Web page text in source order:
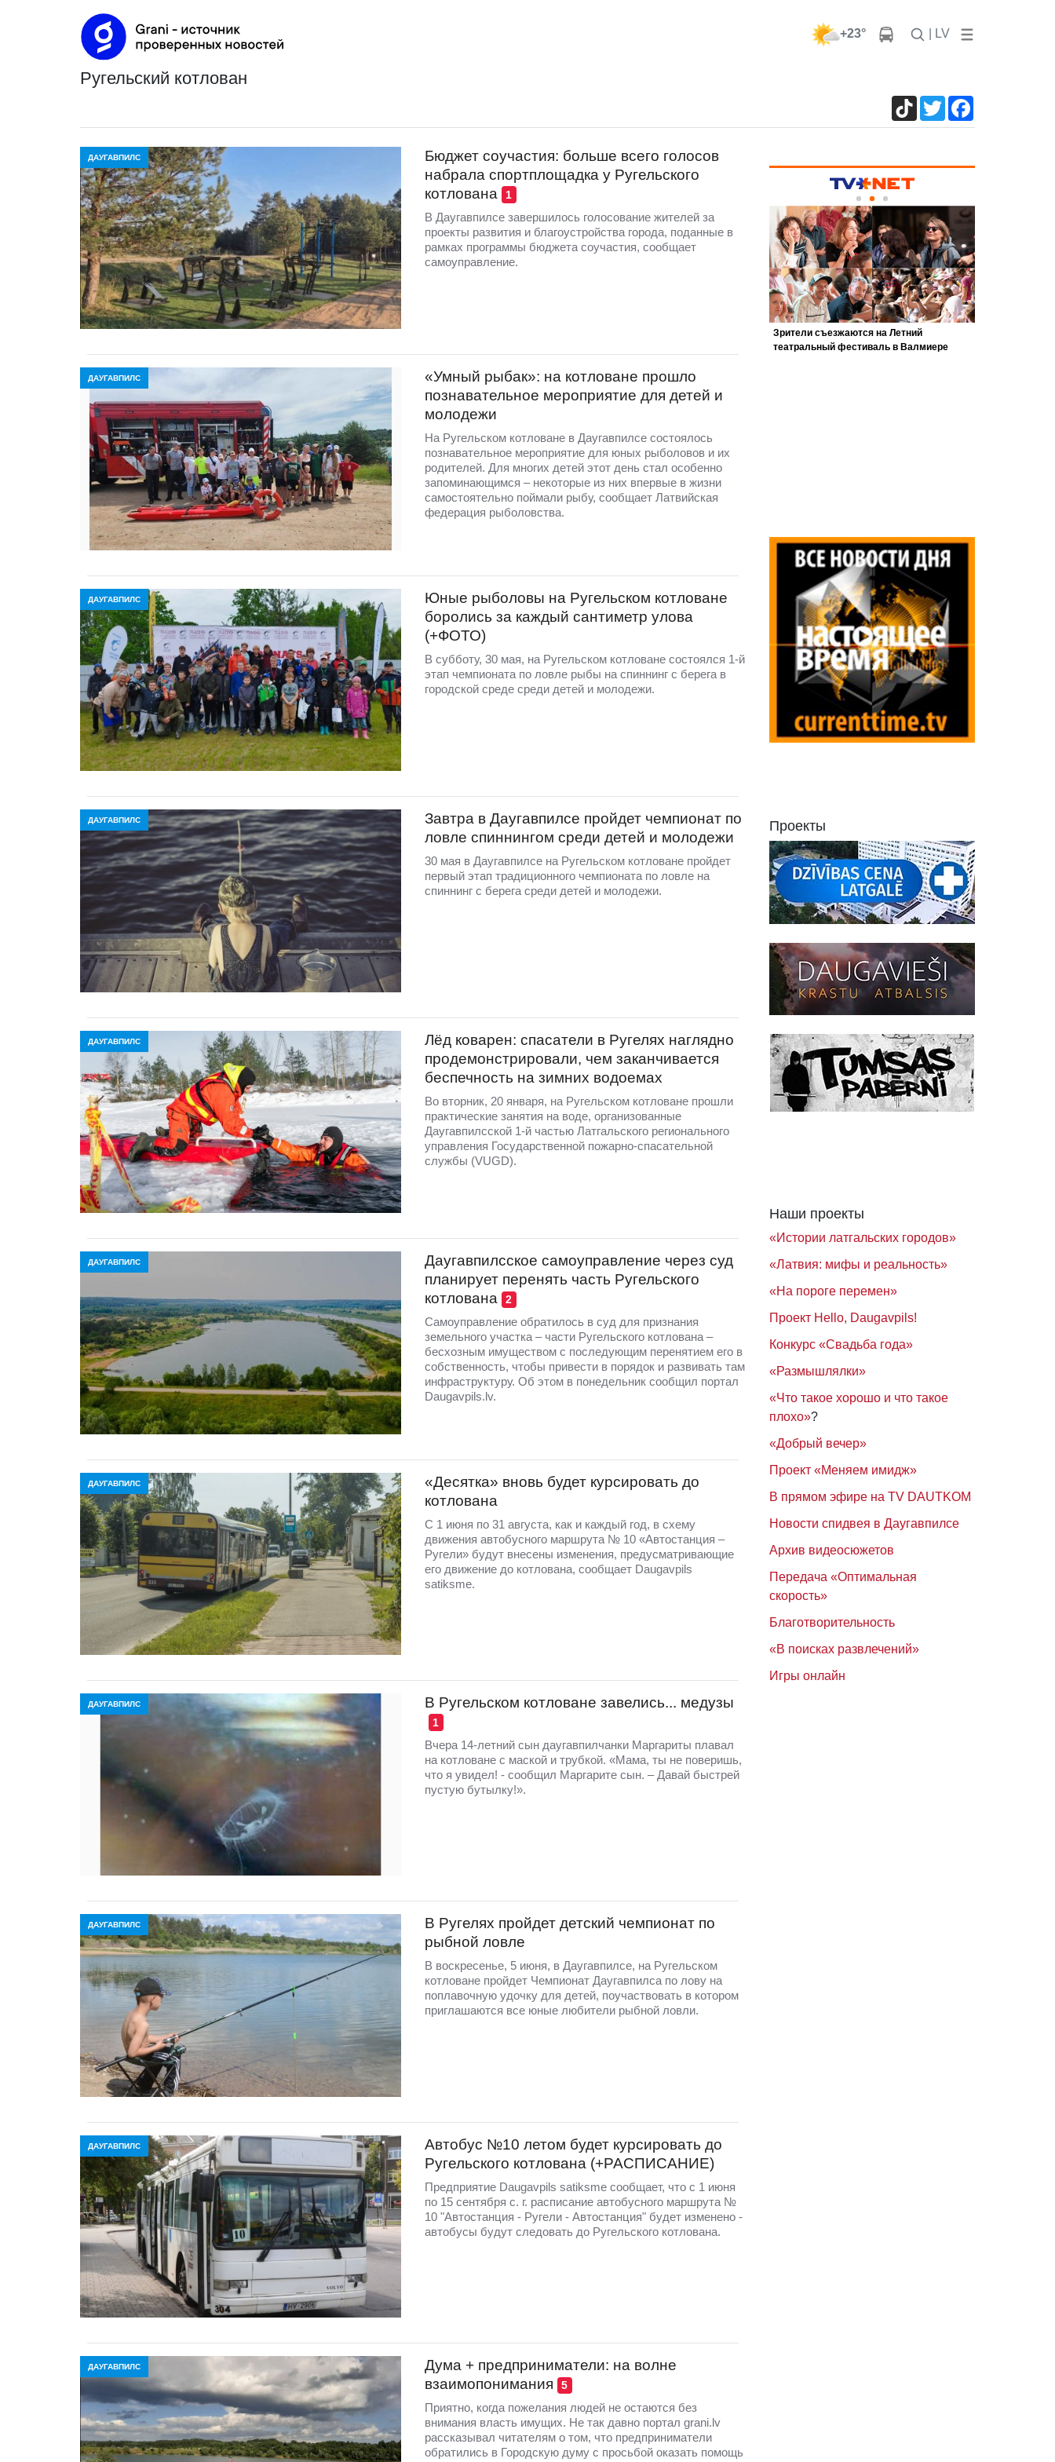
+23° | LV
ругельский котлован
TikTokTwitter
ДАУГАВПИЛС
Бюджет соучастия: больше всего голосов
набрала спортплощадка у Ругельского
котлована
1
В Даугавпилсе завершилось голосование жителей за
проекты развития и благоустройства города, поданные в
рамках программы бюджета соучастия, сообщает
самоуправление.
ДАУГАВПИЛС
«Умный рыбак»: на котловане прошло
познавательное мероприятие для детей и
молодежи
На Ругельском котловане в Даугавпилсе состоялось
познавательное мероприятие для юных рыболовов и их
родителей. Для многих детей этот день стал особенно
запоминающимся – некоторые из них впервые в жизни
самостоятельно поймали рыбу, сообщает Латвийская
федерация рыболовства.
ДАУГАВПИЛС
Юные рыболовы на Ругельском котловане
боролись за каждый сантиметр улова
(+ФОТО)
В субботу, 30 мая, на Ругельском котловане состоялся 1-й
этап чемпионата по ловле рыбы на спиннинг с берега в
городской среде среди детей и молодежи.
ДАУГАВПИЛС
Завтра в Даугавпилсе пройдет чемпионат по
ловле спиннингом среди детей и молодежи
30 мая в Даугавпилсе на Ругельском котловане пройдет
первый этап традиционного чемпионата по ловле на
спиннинг с берега среди детей и молодежи.
ДАУГАВПИЛС
Лёд коварен: спасатели в Ругелях наглядно
продемонстрировали, чем заканчивается
беспечность на зимних водоемах
Во вторник, 20 января, на Ругельском котловане прошли
практические занятия на воде, организованные
Даугавпилсской 1-й частью Латгальского регионального
управления Государственной пожарно-спасательной
службы (VUGD).
ДАУГАВПИЛС
Даугавпилсское самоуправление через суд
планирует перенять часть Ругельского
котлована
2
Самоуправление обратилось в суд для признания
земельного участка – части Ругельского котлована –
бесхозным имуществом с последующим перенятием его в
собственность, чтобы привести в порядок и развивать там
инфраструктуру. Об этом в понедельник сообщил портал
Daugavpils.lv.
ДАУГАВПИЛС
«Десятка» вновь будет курсировать до
котлована
С 1 июня по 31 августа, как и каждый год, в схему
движения автобусного маршрута № 10 «Автостанция –
Ругели» будут внесены изменения, предусматривающие
его движение до котлована, сообщает Daugavpils
satiksme.
ДАУГАВПИЛС В Ругельском котловане завелись... медузы
1
Вчера 14-летний сын даугавпилчанки Маргариты плавал
на котловане с маской и трубкой. «Мама, ты не поверишь,
что я увидел! - сообщил Маргарите сын. – Давай быстрей
пустую бутылку!».
ДАУГАВПИЛС
В Ругелях пройдет детский чемпионат по
рыбной ловле
В воскресенье, 5 июня, в Даугавпилсе, на Ругельском
котловане пройдет Чемпионат Даугавпилса по лову на
поплавочную удочку для детей, поучаствовать в котором
приглашаются все юные любители рыбной ловли.
ДАУГАВПИЛС
Автобус №10 летом будет курсировать до
Ругельского котлована (+РАСПИСАНИЕ)
Предприятие Daugavpils satiksme сообщает, что с 1 июня
по 15 сентября с. г. расписание автобусного маршрута №
10 "Автостанция - Ругели - Автостанция" будет изменено -
автобусы будут следовать до Ругельского котлована.
ДАУГАВПИЛС
Дума + предприниматели: на волне
взаимопонимания
5
Приятно, когда пожелания людей не остаются без
внимания власть имущих. Не так давно портал grani.lv
рассказывал читателям о том, что предприниматели
обратились в Городскую думу с просьбой оказать помощь
Проекты
Наши проекты
«Истории латгальских городов»
«Латвия: мифы и реальность»
«На пороге перемен»
Проект Hello, Daugavpils!
Конкурс «Свадьба года»
«Размышлялки»
«Что такое хорошо и что такое
плохо»?
«Добрый вечер»
Проект «Меняем имидж»
В прямом эфире на TV DAUTKOM
Новости спидвея в Даугавпилсе
Архив видеосюжетов
Передача «Оптимальная
скорость»
Благотворительность
«В поисках развлечений»
Игры онлайн